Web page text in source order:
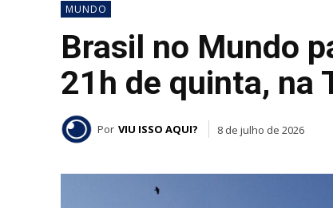
MUNDO
Brasil no Mundo
21h de quinta, na
Por VIU ISSO AQUI? 8 de julho de 2026